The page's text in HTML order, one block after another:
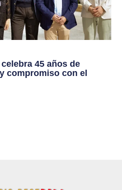
45 años de
compromiso con el